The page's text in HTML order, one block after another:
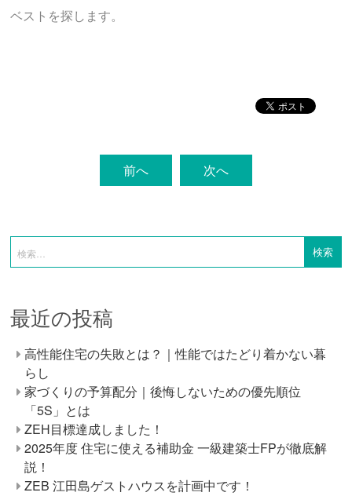
ベストを探します。
前へ 次へ
最近の投稿
高性能住宅の失敗とは？｜性能ではたどり着かない暮
らし
家づくりの予算配分｜後悔しないための優先順位
「5S」とは
ZEH目標達成しました！
2025年度 住宅に使える補助金 一級建築士FPが徹底解
説！
ZEB 江田島ゲストハウスを計画中です！